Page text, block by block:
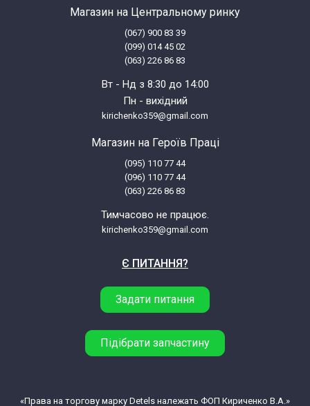
Магазин на Центральному ринку
(067) 900 83 39
(099) 014 45 02
(063) 226 86 83
Вт - Нд з 8:30 до 14:00
Пн - вихідний
kirichenko359@gmail.com
Магазин на Героїв Праці
(095) 110 77 44
(096) 110 77 44
(063) 226 86 83
Тимчасово не працює.
kirichenko359@gmail.com
Є ПИТАННЯ?
Задати питання
Підібрати запчастину
«Права на торгову марку Detels належать ФОП Кириченко В.А.»